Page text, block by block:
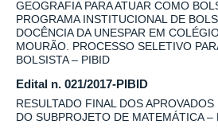
GEOGRAFIA PARA ATUAR COMO
PROGRAMA INSTITUCIONAL DE
DOCÊNCIA DA UNESPAR EM
MOURÃO. PROCESSO SELETIVO
BOLSISTA – PIBID
Edital n. 021/2017-PIBID
RESULTADO FINAL DOS
DO SUBPROJETO DE MATEMÁTICA –